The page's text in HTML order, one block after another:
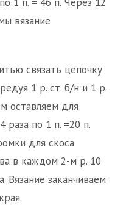
вязание
связать цепочку
1 р. ст. б/н и 1 р.
оставляем для
по 1 п. =20 п.
для скоса
в каждом 2-м р. 10
Вязание заканчиваем